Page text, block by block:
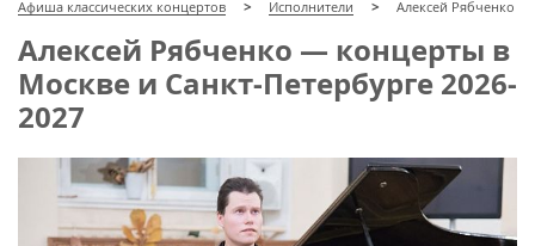
Афиша классических концертов Исполнители Алексей Рябченко
Алексей Рябченко — концерты в
Москве и Санкт-Петербурге 2026-
2027